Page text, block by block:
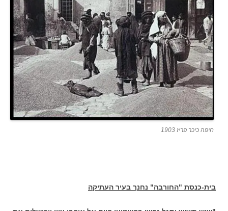
חיפה כיכר פריז 1903
בית-כנסת "החורבה" נחנך בעיר העתיקה